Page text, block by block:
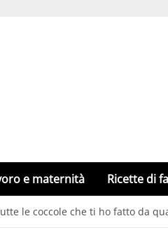
e maternità Ricette di
le coccole che ti ho fatto da